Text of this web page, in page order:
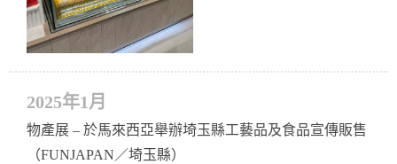
2025年1月
物產展 – 於馬來西亞舉辦埼玉縣工藝品及食品宣傳販售
（FUNJAPAN／埼玉縣）